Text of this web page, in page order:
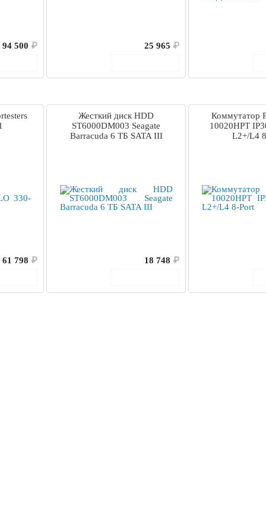
94 500 ₽
25 965 ₽
61 798 ₽
Жесткий диск HDD
ST6000DM003 Seagate
Barracuda 6 ТБ SATA III
18 748 ₽
Коммутатор
10020HPT
L2+/L4